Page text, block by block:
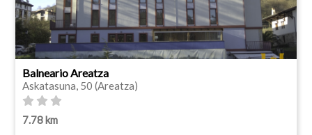
Balneario Areatza
Askatasuna, 50 (Areatza)
7.78 km